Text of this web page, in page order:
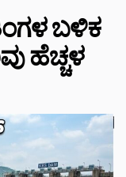
ಬಳಿಕ
ಹೆಚ್ಚಳ